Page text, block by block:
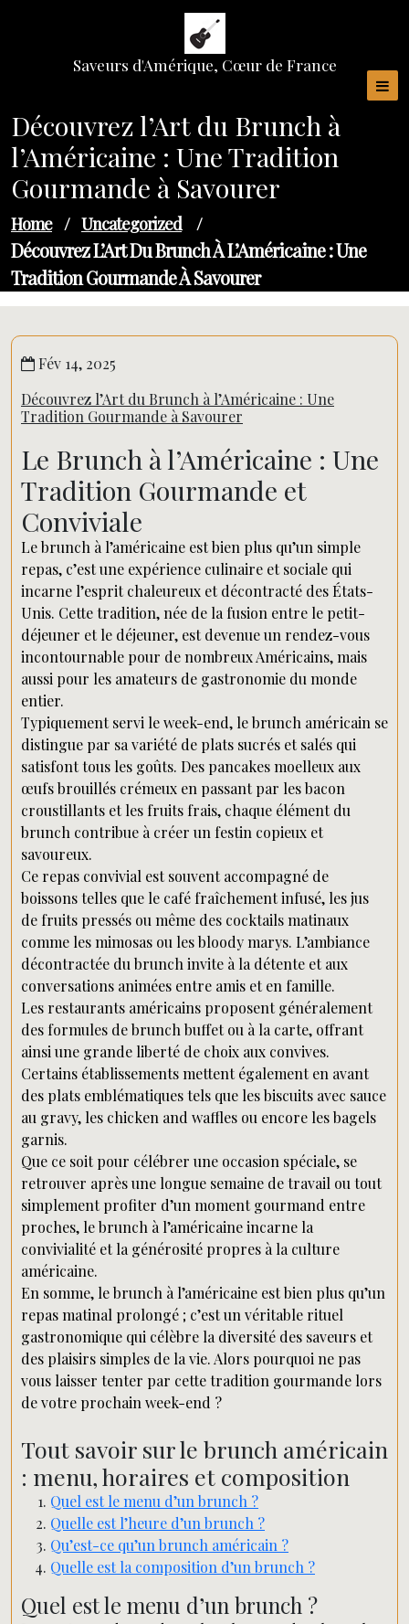
Saveurs d'Amérique, Cœur de France
Découvrez l’Art du Brunch à
l’Américaine : Une Tradition
Gourmande à Savourer
Home / Uncategorized /
Découvrez L’Art Du Brunch À L’Américaine : Une
Tradition Gourmande À Savourer
Fév 14, 2025
Découvrez l’Art du Brunch à l’Américaine : Une
Tradition Gourmande à Savourer
Le Brunch à l’Américaine : Une
Tradition Gourmande et
Conviviale
Le brunch à l’américaine est bien plus qu’un simple
repas, c’est une expérience culinaire et sociale qui
incarne l’esprit chaleureux et décontracté des États-
Unis. Cette tradition, née de la fusion entre le petit-
déjeuner et le déjeuner, est devenue un rendez-vous
incontournable pour de nombreux Américains, mais
aussi pour les amateurs de gastronomie du monde
entier.
Typiquement servi le week-end, le brunch américain se
distingue par sa variété de plats sucrés et salés qui
satisfont tous les goûts. Des pancakes moelleux aux
œufs brouillés crémeux en passant par les bacon
croustillants et les fruits frais, chaque élément du
brunch contribue à créer un festin copieux et
savoureux.
Ce repas convivial est souvent accompagné de
boissons telles que le café fraîchement infusé, les jus
de fruits pressés ou même des cocktails matinaux
comme les mimosas ou les bloody marys. L’ambiance
décontractée du brunch invite à la détente et aux
conversations animées entre amis et en famille.
Les restaurants américains proposent généralement
des formules de brunch buffet ou à la carte, offrant
ainsi une grande liberté de choix aux convives.
Certains établissements mettent également en avant
des plats emblématiques tels que les biscuits avec sauce
au gravy, les chicken and waffles ou encore les bagels
garnis.
Que ce soit pour célébrer une occasion spéciale, se
retrouver après une longue semaine de travail ou tout
simplement profiter d’un moment gourmand entre
proches, le brunch à l’américaine incarne la
convivialité et la générosité propres à la culture
américaine.
En somme, le brunch à l’américaine est bien plus qu’un
repas matinal prolongé ; c’est un véritable rituel
gastronomique qui célèbre la diversité des saveurs et
des plaisirs simples de la vie. Alors pourquoi ne pas
vous laisser tenter par cette tradition gourmande lors
de votre prochain week-end ?
Tout savoir sur le brunch américain
: menu, horaires et composition
Quel est le menu d’un brunch ?
Quelle est l’heure d’un brunch ?
Qu’est-ce qu’un brunch américain ?
Quelle est la composition d’un brunch ?
Quel est le menu d’un brunch ?